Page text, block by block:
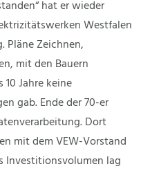
hat er wieder
Westfalen
Pläne Zeichnen,
mit den Bauern
Jahre keine
gab. Ende der 70-er
Dort
mit dem VEW-Vorstand
Investitionsvolumen lag